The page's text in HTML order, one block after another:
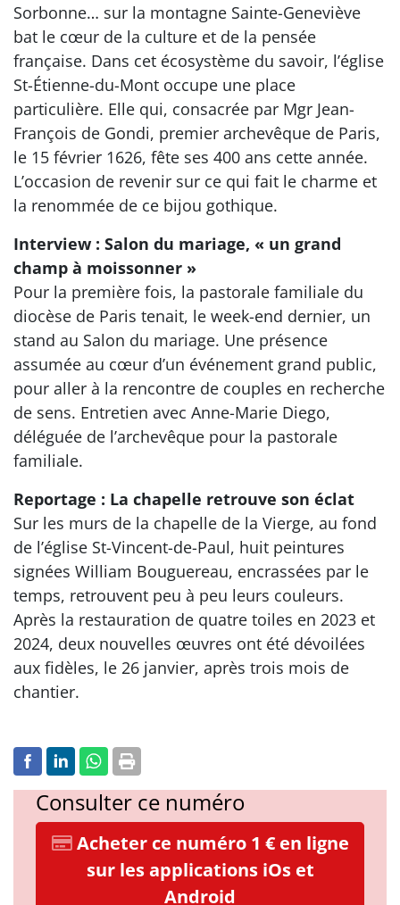
Sorbonne… sur la montagne Sainte-Geneviève
bat le cœur de la culture et de la pensée
française. Dans cet écosystème du savoir, l’église
St-Étienne-du-Mont occupe une place
particulière. Elle qui, consacrée par Mgr Jean-
François de Gondi, premier archevêque de Paris,
le 15 février 1626, fête ses 400 ans cette année.
L’occasion de revenir sur ce qui fait le charme et
la renommée de ce bijou gothique.
Interview : Salon du mariage, « un grand
champ à moissonner »
Pour la première fois, la pastorale familiale du
diocèse de Paris tenait, le week-end dernier, un
stand au Salon du mariage. Une présence
assumée au cœur d’un événement grand public,
pour aller à la rencontre de couples en recherche
de sens. Entretien avec Anne-Marie Diego,
déléguée de l’archevêque pour la pastorale
familiale.
Reportage : La chapelle retrouve son éclat
Sur les murs de la chapelle de la Vierge, au fond
de l’église St-Vincent-de-Paul, huit peintures
signées William Bouguereau, encrassées par le
temps, retrouvent peu à peu leurs couleurs.
Après la restauration de quatre toiles en 2023 et
2024, deux nouvelles œuvres ont été dévoilées
aux fidèles, le 26 janvier, après trois mois de
chantier.
Consulter ce numéro
Acheter ce numéro 1 € en ligne
sur les applications iOs et
Android